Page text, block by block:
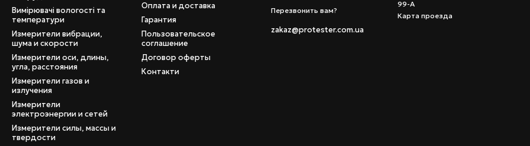
Вимірювачі вологості та
температури
Измерители вибрации,
шума и скорости
Измерители оси, длины,
угла, расстояния
Измерители газов и
излучения
Измерители
электроэнергии и сетей
Измерители силы, массы и
твердости
Оплата и доставка
Гарантия
Пользовательское
соглашение
Договор оферты
Контакти
Перезвонить вам?
zakaz@protester.com.ua
99-А
Карта проезда